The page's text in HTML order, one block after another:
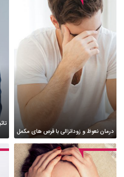
درمان نعوظ و زودانزالی با قرص های مکمل